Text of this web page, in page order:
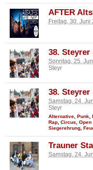
AFTER
Freitag, 30.
38.
Sonntag, 25.
Steyr
38.
Samstag, 24.
Steyr
Alternative Punk
Rap Circus Open
Siegerehrung
Trauner
Samstag, 24.